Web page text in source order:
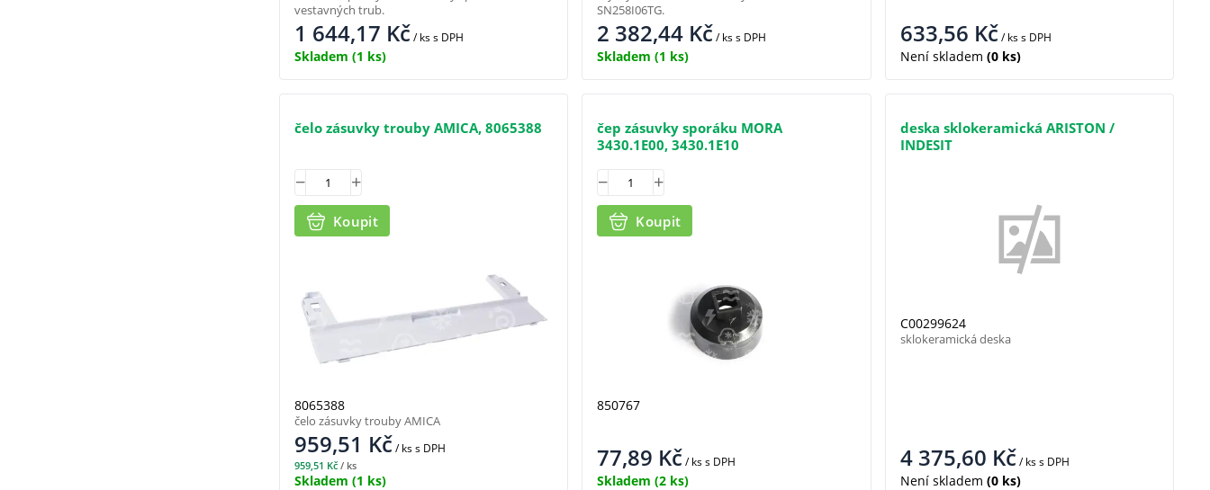
1 644,17 Kč/ kss DPH
Skladem (1 ks)
vestavných trub.
2 382,44 Kč/ kss DPH
Skladem (1 ks)
SN258I06TG.
633,56 Kč/ kss DPH
Není skladem (0 ks)
čelo zásuvky trouby AMICA, 8065388
8065388
959,51 Kč/ kss DPH
959,51 Kč/ ks
Skladem (1 ks)
Koupit
čelo zásuvky trouby AMICA
čep zásuvky sporáku MORA
3430.1E00, 3430.1E10
850767
77,89 Kč/ kss DPH
Skladem (2 ks)
Koupit
deska sklokeramická ARISTON /
INDESIT
C00299624
4 375,60 Kč/ kss DPH
Není skladem (0 ks)
sklokeramická deska